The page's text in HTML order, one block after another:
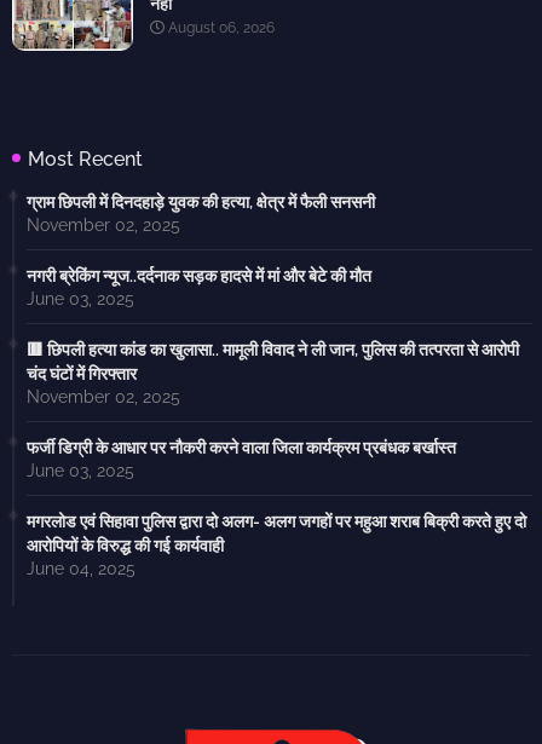
August 06, 2026
Most Recent
ग्राम छिपली में दिनदहाड़े युवक की हत्या, क्षेत्र में फैली सनसनी
November 02, 2025
नगरी ब्रेकिंग न्यूज..दर्दनाक सड़क हादसे में मां और बेटे की मौत
June 03, 2025
🟥 छिपली हत्या कांड का खुलासा.. मामूली विवाद ने ली जान, पुलिस की तत्परता से आरोपी
चंद घंटों में गिरफ्तार
November 02, 2025
फर्जी डिग्री के आधार पर नौकरी करने वाला जिला कार्यक्रम प्रबंधक बर्खास्त
June 03, 2025
मगरलोड एवं सिहावा पुलिस द्वारा दो अलग- अलग जगहों पर महुआ शराब बिक्री करते हुए दो
आरोपियों के विरुद्ध की गई कार्यवाही
June 04, 2025